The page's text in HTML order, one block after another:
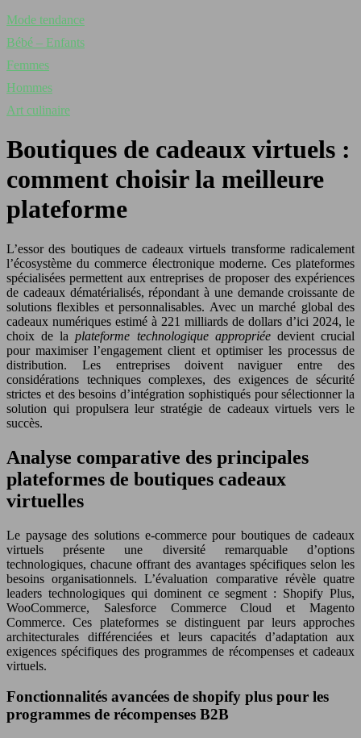
Mode tendance
Bébé – Enfants
Femmes
Hommes
Art culinaire
Boutiques de cadeaux virtuels :
comment choisir la meilleure
plateforme
L’essor des boutiques de cadeaux virtuels transforme radicalement
l’écosystème du commerce électronique moderne. Ces plateformes
spécialisées permettent aux entreprises de proposer des expériences
de cadeaux dématérialisés, répondant à une demande croissante de
solutions flexibles et personnalisables. Avec un marché global des
cadeaux numériques estimé à 221 milliards de dollars d’ici 2024, le
choix de laplateforme technologique appropriée devient crucial
pour maximiser l’engagement client et optimiser les processus de
distribution. Les entreprises doivent naviguer entre des
considérations techniques complexes, des exigences de sécurité
strictes et des besoins d’intégration sophistiqués pour sélectionner la
solution qui propulsera leur stratégie de cadeaux virtuels vers le
succès.
Analyse comparative des principales
plateformes de boutiques cadeaux
virtuelles
Le paysage des solutions e-commerce pour boutiques de cadeaux
virtuels présente une diversité remarquable d’options
technologiques, chacune offrant des avantages spécifiques selon les
besoins organisationnels. L’évaluation comparative révèle quatre
leaders technologiques qui dominent ce segment : Shopify Plus,
WooCommerce, Salesforce Commerce Cloud et Magento
Commerce. Ces plateformes se distinguent par leurs approches
architecturales différenciées et leurs capacités d’adaptation aux
exigences spécifiques des programmes de récompenses et cadeaux
virtuels.
Fonctionnalités avancées de shopify plus pour les
programmes de récompenses B2B